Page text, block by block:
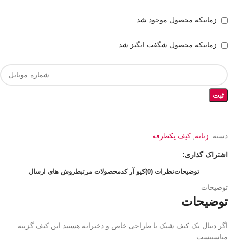
زمانیکه محصول موجود شد
زمانیکه محصول شگفت انگیز شد
ثبت
دسته: زنانه, کیف یکطرفه
اشتراک گذاری:
توضیحاتنظرات (0) کیو آر کدمحصولات مرتبطروش های ارسال
توضیحات
توضیحات
اگر دنبال یک کیف شیک با طراحی خاص و دخترانه هستید این کیف گزینه
مناسبیست